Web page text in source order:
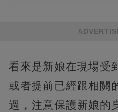
看來是新娘在現場受
或者提前已經跟相關
過，注意保護新娘的